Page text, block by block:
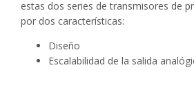
estas dos series de transmisores de
por dos características:
Diseño
Escalabilidad de la salida